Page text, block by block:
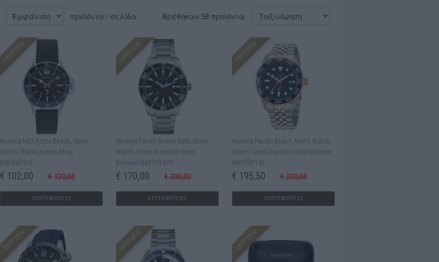
προϊόντα / σελίδα Βρέθηκαν 58 προϊόντα
ΕΚΠΤΩΣΗ
Nautica N83 Accra Beach, Men's
Watch, Black Leather Strap
NAPABF916
€ 102,00 € 120,00
ΛΕΠΤΟΜΕΡΕΙΕΣ
ΕΚΠΤΩΣΗ
Nautica Pacific Beach Date, Men's
Watch, Silver Stainless Steel
Bracelet NAPPBF909
€ 170,00 € 200,00
ΛΕΠΤΟΜΕΡΕΙΕΣ
ΕΚΠΤΩΣΗ
Nautica Pacific Beach, Men's Watch,
Silver / Gold Stainless Steel Bracelet
NAPPBF140
€ 195,50 € 230,00
ΛΕΠΤΟΜΕΡΕΙΕΣ
ΕΚΠΤΩΣΗ ΕΚΠΤΩΣΗ ΕΚΠΤΩΣΗ